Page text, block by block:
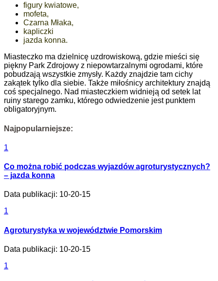
figury kwiatowe,
mofeta,
Czarna Młaka,
kapliczki
jazda konna.
Miasteczko ma dzielnicę uzdrowiskową, gdzie mieści się
piękny Park Zdrojowy z niepowtarzalnymi ogrodami, które
pobudzają wszystkie zmysły. Każdy znajdzie tam cichy
zakątek tylko dla siebie. Także miłośnicy architektury znajdą
coś specjalnego. Nad miasteczkiem widnieją od setek lat
ruiny starego zamku, którego odwiedzenie jest punktem
obligatoryjnym.
Najpopularniejsze:
1
Co można robić podczas wyjazdów agroturystycznych?
– jazda konna
Data publikacji: 10-20-15
1
Agroturystyka w województwie Pomorskim
Data publikacji: 10-20-15
1